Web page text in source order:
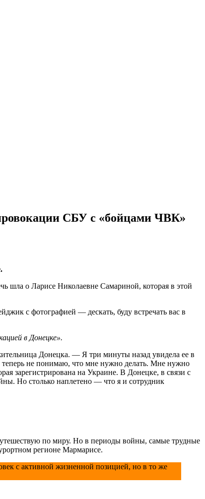
СБУ с «бойцами ЧВК»
шла о Ларисе Николаевне Самариной, которая в этой
с фотографией — дескать, буду встречать вас в
в Донецке».
Донецка. — Я три минуты назад увидела ее в
не понимаю, что мне нужно делать. Мне нужно
зарегистрирована на Украине. В Донецке, в связи с
Но столько наплетено — что я и сотрудник
по миру. Но в периоды войны, самые трудные
регионе Мармарисе.
с активной жизненной позицией, но в то же